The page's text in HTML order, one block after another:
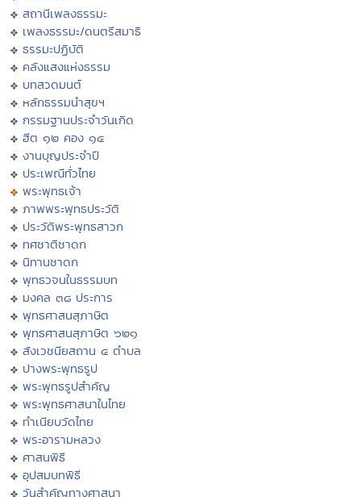
สถานีเพลงธรรมะ
เพลงธรรมะ/ดนตรีสมาธิ
ธรรมะปฏิบัติ
คลังแสงแห่งธรรม
บทสวดมนต์
หลักธรรมนำสุขฯ
กรรมฐานประจำวันเกิด
ฮีต ๑๒ คอง ๑๔
งานบุญประจำปี
ประเพณีทั่วไทย
พระพุทธเจ้า
ภาพพระพุทธประวัติ
ประวัติพระพุทธสาวก
ทศชาติชาดก
นิทานชาดก
พุทธวจนในธรรมบท
มงคล ๓๘ ประการ
พุทธศาสนสุภาษิต
พุทธศาสนสุภาษิต ๖๒๑
สังเวชนียสถาน ๔ ตำบล
ปางพระพุทธรูป
พระพุทธรูปสำคัญ
พระพุทธศาสนาในไทย
ทำเนียบวัดไทย
พระอารามหลวง
ศาสนพิธี
อุปสมบทพิธี
วันสำคัญทางศาสนา